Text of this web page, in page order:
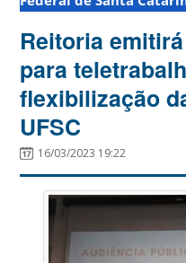
Reitoria
para
flexibilização
UFSC
16/03/2023 19:22